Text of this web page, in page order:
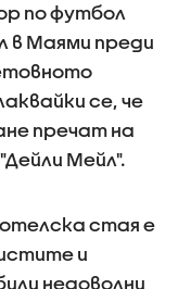
по футбол
в Маями преди
се, че
пречат на
Мейл".
стая е
и
недоволни